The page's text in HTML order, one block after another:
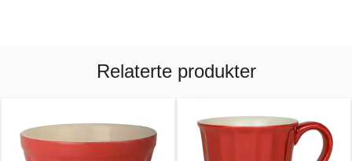
Relaterte produkter